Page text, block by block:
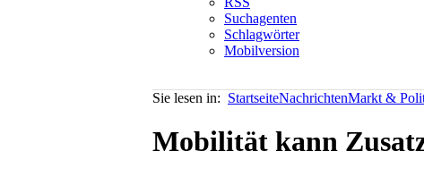
Suchagenten
Schlagwörter
Mobilversion
Sie lesen in: StartseiteNachrichtenMarkt &
Mobilität kann